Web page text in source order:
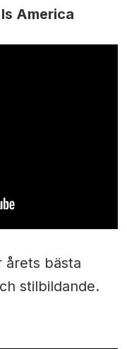
America
årets bästa
stilbildande.